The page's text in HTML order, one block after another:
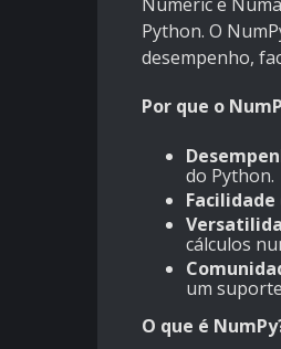
Python. O
desempenho,
Por que o
do Python.
Facilidade
cálculos
um
O que é